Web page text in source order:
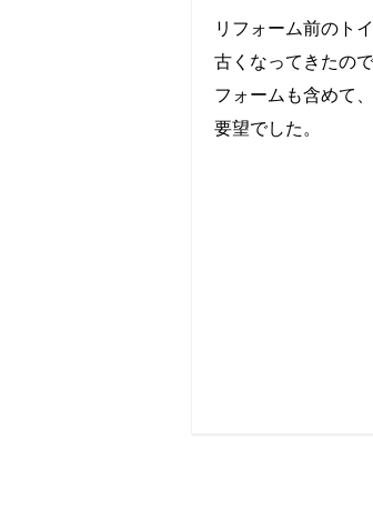
リフォーム前のトイ
古くなってきたの
フォームも含めて
要望でした。